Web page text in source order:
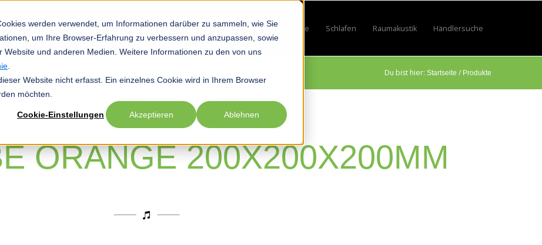
werden verwendet, um Informationen darüber zu sammeln, wie Sie
um Ihre Browser-Erfahrung zu verbessern und anzupassen, sowie
und anderen Medien. Weitere Informationen zu den von uns
Website nicht erfasst. Ein einzelnes Cookie wird in Ihrem Browser
möchten.
Cookie-Einstellungen Akzeptieren Ablehnen
Startseite HobbyShow submenu for Hobby
SportShow submenu for Sport
Beruf Show submenu for Beruf
Lifestyle Show submenu for Lifestyle
Schlafen Show submenu for Schlafen
Raumakustik Show submenu for Raumakustik
Händlersuche
Du bist hier: Startseite / Produkte
ORANGE 200X200X200MM